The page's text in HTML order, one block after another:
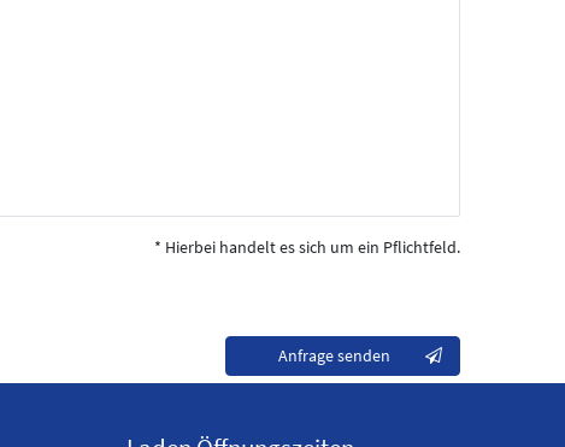
* Hierbei handelt es sich um ein Pflichtfeld.
Kontakt
Honig
Anfrage senden